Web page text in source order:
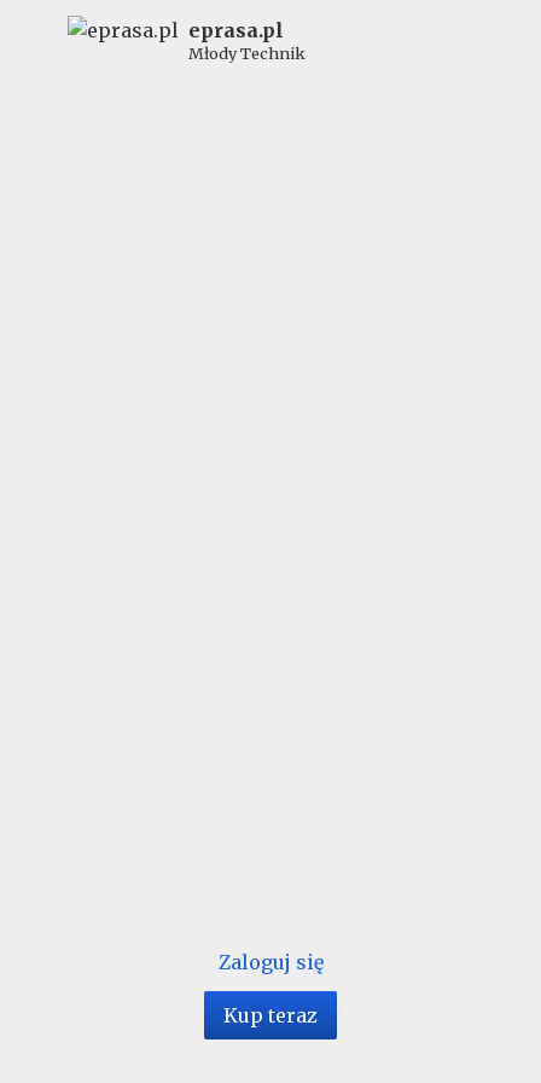
eprasa.pl
Młody Technik
Zaloguj się
Kup teraz